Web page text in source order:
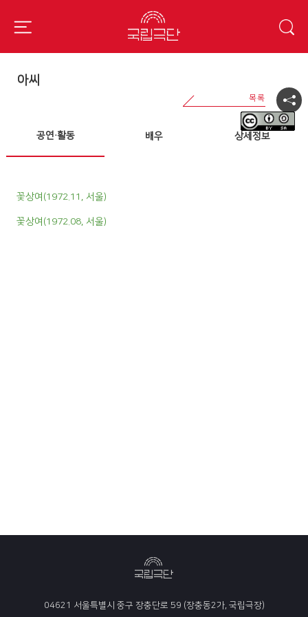
아씨
공연·활동 배우 상세정보
꽃상여(1972.11, 서울)
꽃상여(1972.08, 서울)
04621 서울특별시 중구 장충단로 59 (장충동2가, 국립극장)